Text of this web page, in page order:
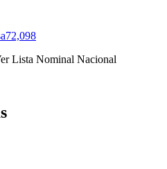
72,098
Lista Nominal Nacional